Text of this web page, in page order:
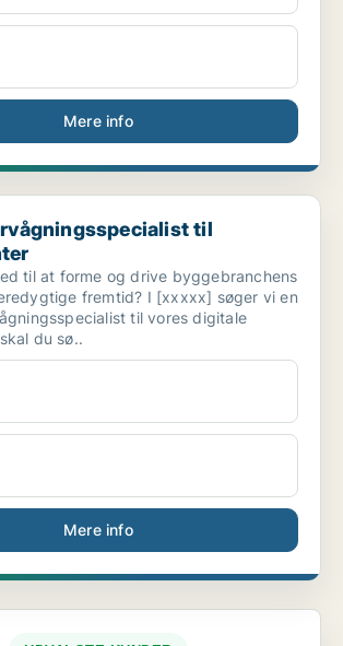
Mere info
til kontrolcenter
til
til at forme og drive byggebranchens
fremtid? I [xxxxx] søger vi en
til vores digitale
du sø..
Mere info